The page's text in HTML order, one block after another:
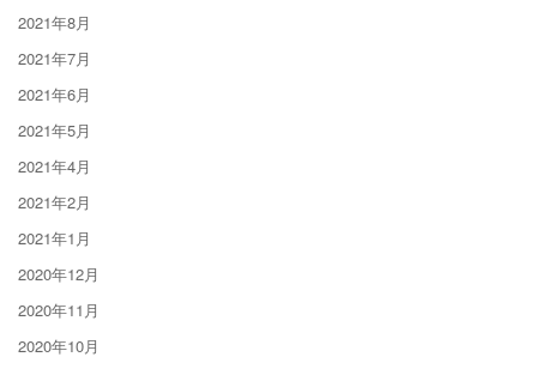
2021年8月
2021年7月
2021年6月
2021年5月
2021年4月
2021年2月
2021年1月
2020年12月
2020年11月
2020年10月